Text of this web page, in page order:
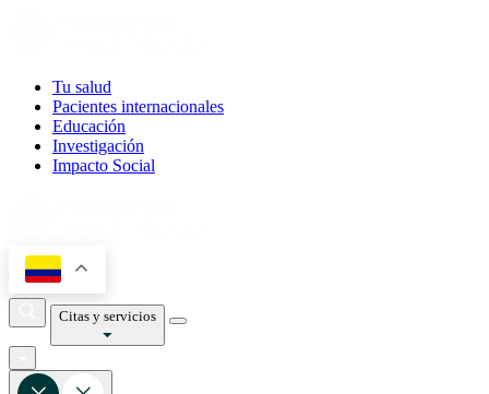
Tu salud
Pacientes internacionales
Educación
Investigación
Impacto Social
Citas y servicios